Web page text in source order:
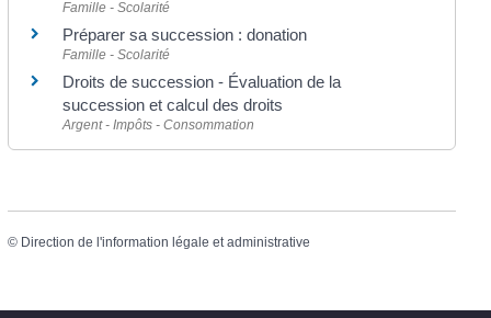
Famille - Scolarité
Préparer sa succession : donation
Famille - Scolarité
Droits de succession - Évaluation de la
succession et calcul des droits
Argent - Impôts - Consommation
© Direction de l'information légale et administrative